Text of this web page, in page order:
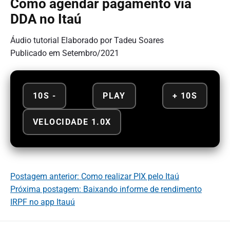
Como agendar pagamento via
DDA no Itaú
Áudio tutorial Elaborado por Tadeu Soares
Publicado em Setembro/2021
10S - PLAY + 10S
VELOCIDADE 1.0X
Postagem anterior: Como realizar PIX pelo Itaú
Próxima postagem: Baixando informe de rendimento
IRPF no app Itauú